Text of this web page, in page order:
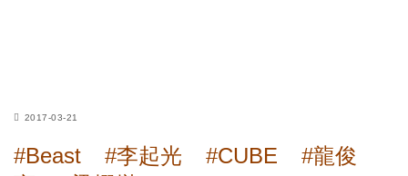
2017-03-21
#Beast #李起光 #CUBE
#龍俊